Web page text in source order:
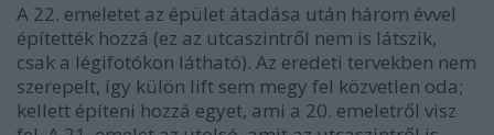
A 22. emeletet az épület átadása után három évvel
építették hozzá (ez az utcaszintről nem is látszik,
csak a légifotókon látható). Az eredeti tervekben nem
szerepelt, így külön lift sem megy fel közvetlen oda;
kellett építeni hozzá egyet, ami a 20. emeletről visz